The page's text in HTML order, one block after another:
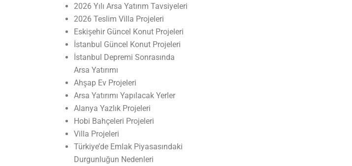
2026 Yılı Arsa Yatırım Tavsiyeleri
2026 Teslim Villa Projeleri
Eskişehir Güncel Konut Projeleri
İstanbul Güncel Konut Projeleri
İstanbul Depremi Sonrasında
Arsa Yatırımı
Ahşap Ev Projeleri
Arsa Yatırımı Yapılacak Yerler
Alanya Yazlık Projeleri
Hobi Bahçeleri Projeleri
Villa Projeleri
Türkiye’de Emlak Piyasasındaki
Durgunluğun Nedenleri